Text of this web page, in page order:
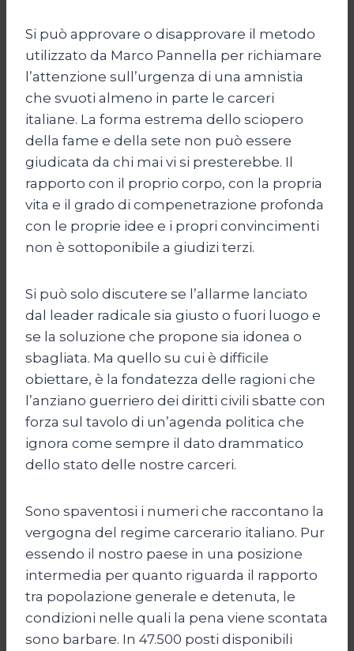
Si può approvare o disapprovare il metodo
utilizzato da Marco Pannella per richiamare
l’attenzione sull’urgenza di una amnistia
che svuoti almeno in parte le carceri
italiane. La forma estrema dello sciopero
della fame e della sete non può essere
giudicata da chi mai vi si presterebbe. Il
rapporto con il proprio corpo, con la propria
vita e il grado di compenetrazione profonda
con le proprie idee e i propri convincimenti
non è sottoponibile a giudizi terzi.
Si può solo discutere se l’allarme lanciato
dal leader radicale sia giusto o fuori luogo e
se la soluzione che propone sia idonea o
sbagliata. Ma quello su cui è difficile
obiettare, è la fondatezza delle ragioni che
l’anziano guerriero dei diritti civili sbatte con
forza sul tavolo di un’agenda politica che
ignora come sempre il dato drammatico
dello stato delle nostre carceri.
Sono spaventosi i numeri che raccontano la
vergogna del regime carcerario italiano. Pur
essendo il nostro paese in una posizione
intermedia per quanto riguarda il rapporto
tra popolazione generale e detenuta, le
condizioni nelle quali la pena viene scontata
sono barbare. In 47.500 posti disponibili